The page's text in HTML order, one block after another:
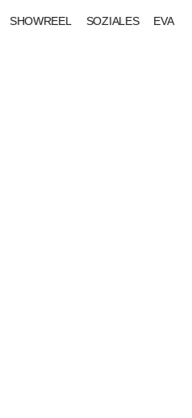
SHOWREEL SOZIALES EVA